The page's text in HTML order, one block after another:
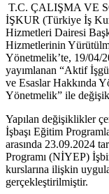
T.C. ÇALIŞMA VE
İŞKUR (Türkiye İş
Hizmetleri Dairesi
Hizmetlerinin
Yönetmelik’te, 19/04/
yayımlanan “Aktif
ve Esaslar Hakkında
Yönetmelik” ile
Yapılan değişiklikler
İşbaşı Eğitim
arasında 23.09.2024
Programı (NİYEP)
kurslarına ilişkin
gerçekleştirilmiştir.